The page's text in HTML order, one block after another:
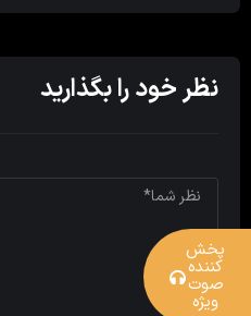
نظر خود را بگذارید
پخش
کننده
صوت
ویژه